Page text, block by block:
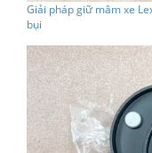
Giải pháp giữ mâm xe
bụi